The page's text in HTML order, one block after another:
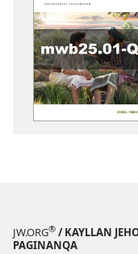
JW.ORG® / KAYLLAN
PAGINANQA